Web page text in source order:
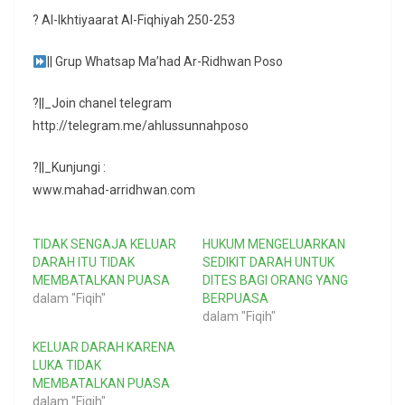
? Al-Ikhtiyaarat Al-Fiqhiyah 250-253
|| Grup Whatsap Ma’had Ar-Ridhwan Poso
?||_Join chanel telegram
http://telegram.me/ahlussunnahposo
?||_Kunjungi :
www.mahad-arridhwan.com
TIDAK SENGAJA KELUAR
DARAH ITU TIDAK
MEMBATALKAN PUASA
dalam "Fiqih"
HUKUM MENGELUARKAN
SEDIKIT DARAH UNTUK
DITES BAGI ORANG YANG
BERPUASA
dalam "Fiqih"
KELUAR DARAH KARENA
LUKA TIDAK
MEMBATALKAN PUASA
dalam "Fiqih"